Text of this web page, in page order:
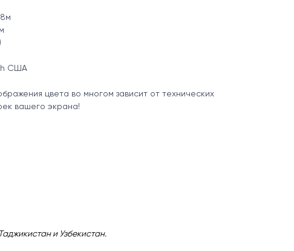
США
цвета во многом зависит от технических
вашего экрана!
и Узбекистан.